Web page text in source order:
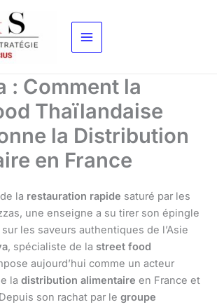
: Comment la
Thaïlandaise
la Distribution
en France
la restauration rapide saturé par les
une enseigne a su tirer son épingle
les saveurs authentiques de l’Asie
, spécialiste de la street food
aujourd’hui comme un acteur
la distribution alimentaire en France et
son rachat par le groupe